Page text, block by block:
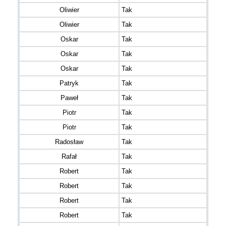
Oliwier
Tak
Oliwier
Tak
Oskar
Tak
Oskar
Tak
Oskar
Tak
Patryk
Tak
Paweł
Tak
Piotr
Tak
Piotr
Tak
Radosław
Tak
Rafał
Tak
Robert
Tak
Robert
Tak
Robert
Tak
Robert
Tak